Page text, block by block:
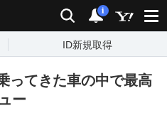
検索 通知
i
ID新規取得
ってきた車の中で最高
ー